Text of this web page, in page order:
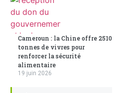
Cameroun : la Chine offre 2510
tonnes de vivres pour
renforcer la sécurité
alimentaire
19 juin 2026